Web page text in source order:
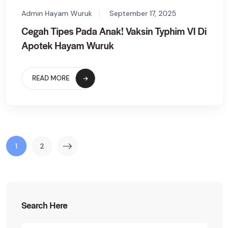
Admin Hayam Wuruk September 17, 2025
Cegah Tipes Pada Anak! Vaksin Typhim VI Di
Apotek Hayam Wuruk
READ MORE
1 2
Search Here